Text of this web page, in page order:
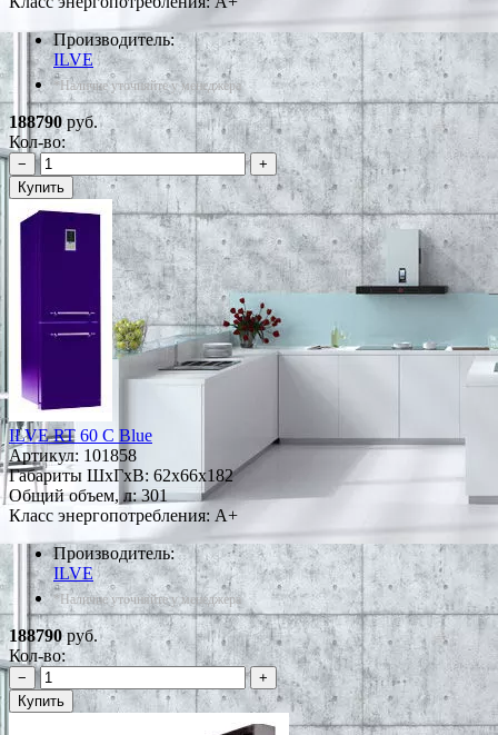
Производитель:
ILVE
*Наличие уточняйте у менеджера
188790руб.
Кол-во:
−
+
Купить
ILVE RT 60 C Blue
Артикул: 101858
Габариты ШxГxВ: 62x66x182
Общий объем, л: 301
Класс энергопотребления: A+
Производитель:
ILVE
*Наличие уточняйте у менеджера
188790руб.
Кол-во:
−
+
Купить